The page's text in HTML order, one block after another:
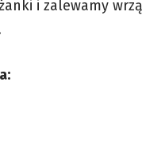
i zalewamy